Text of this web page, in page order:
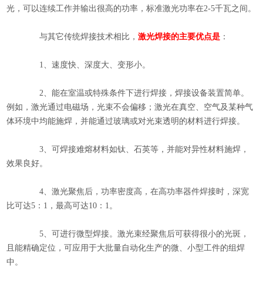
光，可以连续工作并输出很高的功率，标准激光功率在2-5千瓦之间。
与其它传统焊接技术相比，激光焊接的主要优点是 ：
1、速度快、深度大、变形小。
2、能在室温或特殊条件下进行焊接，焊接设备装置简单。
例如，激光通过电磁场，光束不会偏移；激光在真空、空气及某种气
体环境中均能施焊，并能通过玻璃或对光束透明的材料进行焊接。
3、可焊接难熔材料如钛、石英等，并能对异性材料施焊，
效果良好。
4、激光聚焦后，功率密度高，在高功率器件焊接时，深宽
比可达5：1，最高可达10：1。
5、可进行微型焊接。激光束经聚焦后可获得很小的光斑，
且能精确定位，可应用于大批量自动化生产的微、小型工件的组焊
中。